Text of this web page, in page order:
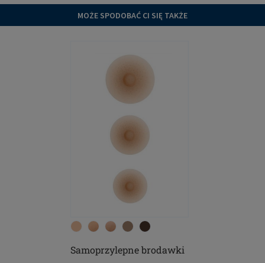
MOŻE SPODOBAĆ CI SIĘ TAKŻE
Samoprzylepne brodawki